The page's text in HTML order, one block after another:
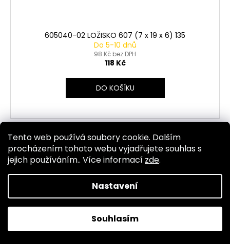
Tento web používá soubory cookie. Dalším
procházením tohoto webu vyjadřujete souhlas s
jejich používáním.. Více informací zde.
Nastavení
Souhlasím
605040-02 LOŽISKO 607 (7 x 19 x 6) 135
Do 5-10 dnů
98 Kč bez DPH
118 Kč
DO KOŠÍKU